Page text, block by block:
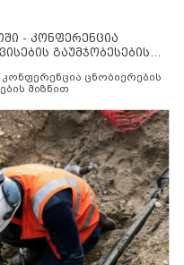
- კონფერენცია
გაუმჯობესების
ცნობიერების
მიზნით